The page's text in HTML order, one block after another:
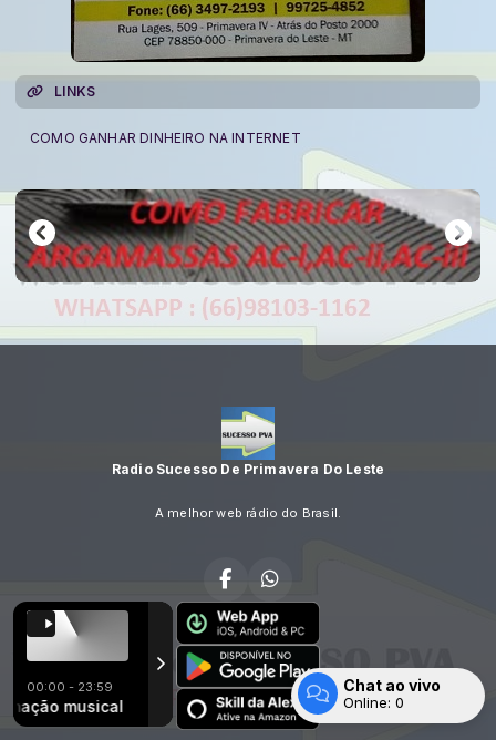
00:00 - 23:59
musicalProgramação musical
TOCANDO AGORA
- É Você Meu Vício24 - George Henrique e Rodrigo - É
LINKS
COMO GANHAR DINHEIRO NA INTERNET
Radio Sucesso De Primavera Do Leste
A melhor web rádio do Brasil.
Chat ao vivo
Online: 0